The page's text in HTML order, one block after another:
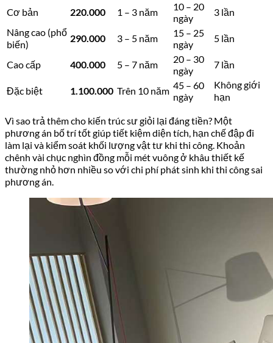
Cơ bản
220.000 1 – 3 năm
10 – 20
ngày
3 lần
Nâng cao (phổ
biến)
290.000 3 – 5 năm
15 – 25
ngày
5 lần
Cao cấp 400.000 5 – 7 năm
20 – 30
ngày
7 lần
Đặc biệt 1.100.000 Trên 10 năm 45 – 60
ngày
Không giới
hạn
Vì sao trả thêm cho kiến trúc sư giỏi lại đáng tiền? Một
phương án bố trí tốt giúp tiết kiệm diện tích, hạn chế đập đi
làm lại và kiểm soát khối lượng vật tư khi thi công. Khoản
chênh vài chục nghìn đồng mỗi mét vuông ở khâu thiết kế
thường nhỏ hơn nhiều so với chi phí phát sinh khi thi công sai
phương án.